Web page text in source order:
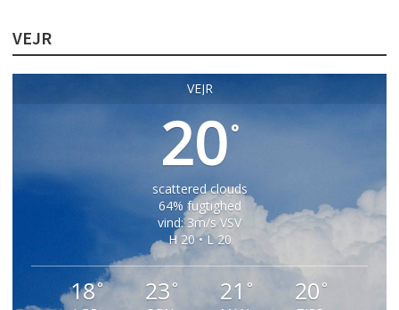
VEJR
VEJR
20°
scattered clouds
64% fugtighed
vind: 3m/s VSV
H 20 • L 20
18° 23 ° 21 ° 20 °